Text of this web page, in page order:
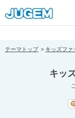
[pear_error:
prefix="" info=""]
テーマトップ キッズファ
キッ